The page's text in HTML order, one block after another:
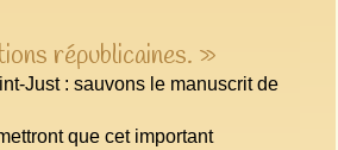
républicaines. »
Just : sauvons le manuscrit de
que cet important